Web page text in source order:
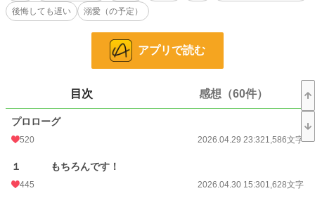
平然としている私に、義両親と義妹が嫌がらせをしてきますが、そんなことでへ
ですが、あなたたちのために嫌な思いをするのは嫌ですから、離婚するために動
7,425 位 / 228,787 件
恋愛
お気に入り
24h.ポイント 191 pt
後悔しても遅い
溺愛（の予定）
アプリで読む
目次 感想（60件）
プロローグ
520 2026.04.29 23:321,586文字
１ もちろんです！
445 2026.04.30 15:301,628文字